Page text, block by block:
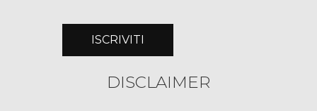
DISCLAIMER